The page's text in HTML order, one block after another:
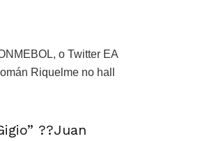
o Twitter EA
Riquelme no hall
??Juan